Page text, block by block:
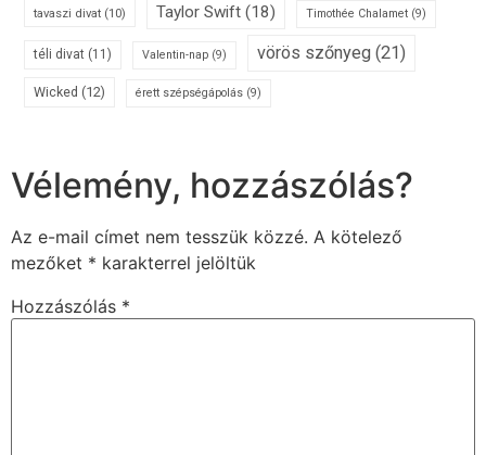
tavaszi divat (10) Taylor Swift (18) Timothée Chalamet (9)
téli divat (11) Valentin-nap (9) vörös szőnyeg (21)
Wicked (12) érett szépségápolás (9)
Vélemény, hozzászólás?
Az e-mail címet nem tesszük közzé. A kötelező
mezőket * karakterrel jelöltük
Hozzászólás *